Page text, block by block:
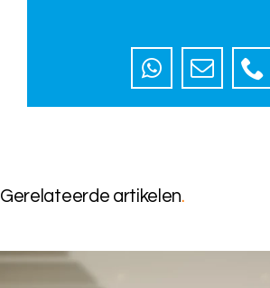
Gerelateerde artikelen.